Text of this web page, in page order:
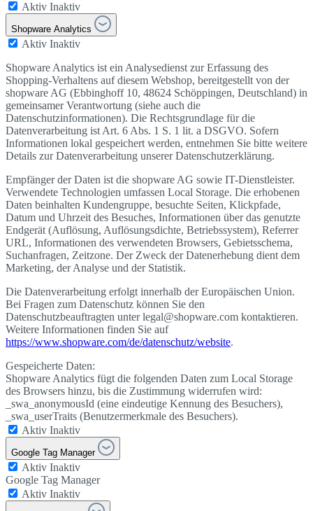
Aktiv Inaktiv
Shopware Analytics
Aktiv Inaktiv
Shopware Analytics ist ein Analysedienst zur Erfassung des
Shopping-Verhaltens auf diesem Webshop, bereitgestellt von der
shopware AG (Ebbinghoff 10, 48624 Schöppingen, Deutschland) in
gemeinsamer Verantwortung (siehe auch die
Datenschutzinformationen). Die Rechtsgrundlage für die
Datenverarbeitung ist Art. 6 Abs. 1 S. 1 lit. a DSGVO. Sofern
Informationen lokal gespeichert werden, entnehmen Sie bitte weitere
Details zur Datenverarbeitung unserer Datenschutzerklärung.
Empfänger der Daten ist die shopware AG sowie IT-Dienstleister.
Verwendete Technologien umfassen Local Storage. Die erhobenen
Daten beinhalten Kundengruppe, besuchte Seiten, Klickpfade,
Datum und Uhrzeit des Besuches, Informationen über das genutzte
Endgerät (Auflösung, Auflösungsdichte, Betriebssystem), Referrer
URL, Informationen des verwendeten Browsers, Gebietsschema,
Suchanfragen, Zeitzone. Der Zweck der Datenerhebung dient dem
Marketing, der Analyse und der Statistik.
Die Datenverarbeitung erfolgt innerhalb der Europäischen Union.
Bei Fragen zum Datenschutz können Sie den
Datenschutzbeauftragten unter legal@shopware.com kontaktieren.
Weitere Informationen finden Sie auf
https://www.shopware.com/de/datenschutz/website.
Gespeicherte Daten:
Shopware Analytics fügt die folgenden Daten zum Local Storage
des Browsers hinzu, bis die Zustimmung widerrufen wird:
_swa_anonymousId (eine eindeutige Kennung des Besuchers),
_swa_userTraits (Benutzermerkmale des Besuchers).
Aktiv Inaktiv
Google Tag Manager
Aktiv Inaktiv
Google Tag Manager
Aktiv Inaktiv